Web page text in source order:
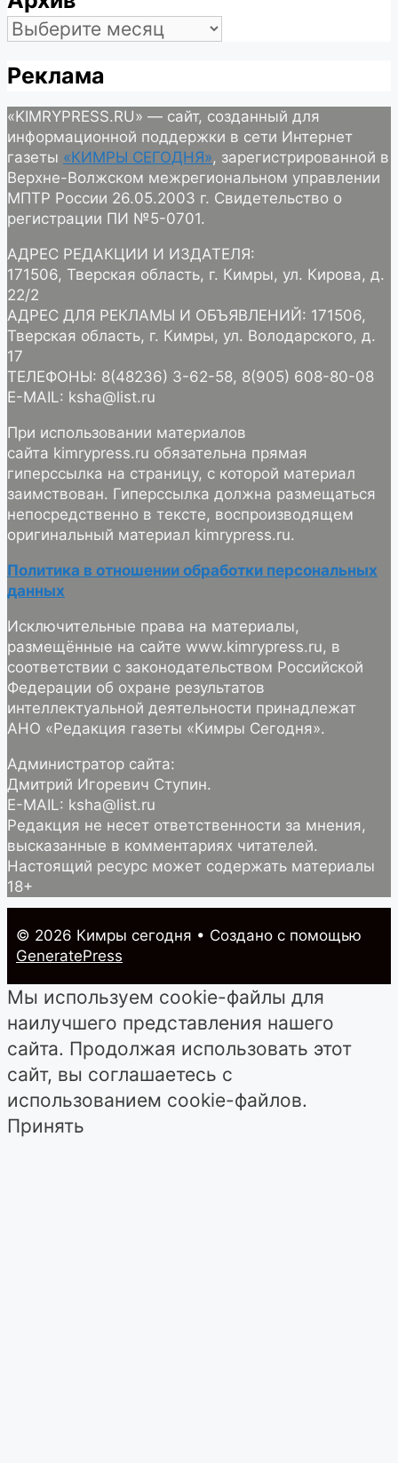
Архив
Реклама
«KIMRYPRESS.RU» — сайт, созданный для
информационной поддержки в сети Интернет
газеты «КИМРЫ СЕГОДНЯ», зарегистрированной в
Верхне-Волжском межрегиональном управлении
МПТР России 26.05.2003 г. Свидетельство о
регистрации ПИ №5-0701.
АДРЕС РЕДАКЦИИ И ИЗДАТЕЛЯ:
171506, Тверская область, г. Кимры, ул. Кирова, д.
22/2
АДРЕС ДЛЯ РЕКЛАМЫ И ОБЪЯВЛЕНИЙ: 171506,
Тверская область, г. Кимры, ул. Володарского, д.
17
ТЕЛЕФОНЫ: 8(48236) 3-62-58, 8(905) 608-80-08
E-MAIL: ksha@list.ru
При использовании материалов
сайта kimrypress.ru обязательна прямая
гиперссылка на страницу, с которой материал
заимствован. Гиперссылка должна размещаться
непосредственно в тексте, воспроизводящем
оригинальный материал kimrypress.ru.
Политика в отношении обработки персональных
данных
Исключительные права на материалы,
размещённые на сайте www.kimrypress.ru, в
соответствии с законодательством Российской
Федерации об охране результатов
интеллектуальной деятельности принадлежат
АНО «Редакция газеты «Кимры Сегодня».
Администратор сайта:
Дмитрий Игоревич Ступин.
E-MAIL: ksha@list.ru
Редакция не несет ответственности за мнения,
высказанные в комментариях читателей.
Настоящий ресурс может содержать материалы
18+
© 2026 Кимры cегодня • Создано с помощью
GeneratePress
Мы используем cookie-файлы для
наилучшего представления нашего
сайта. Продолжая использовать этот
сайт, вы соглашаетесь с
использованием cookie-файлов.
Принять